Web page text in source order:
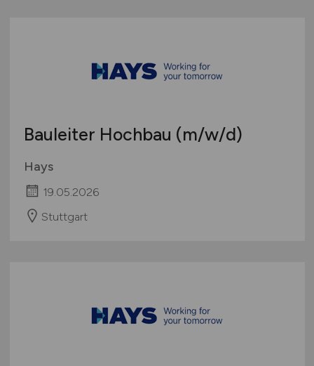
Bauleiter Hochbau (m/w/d)
Hays
19.05.2026
Stuttgart